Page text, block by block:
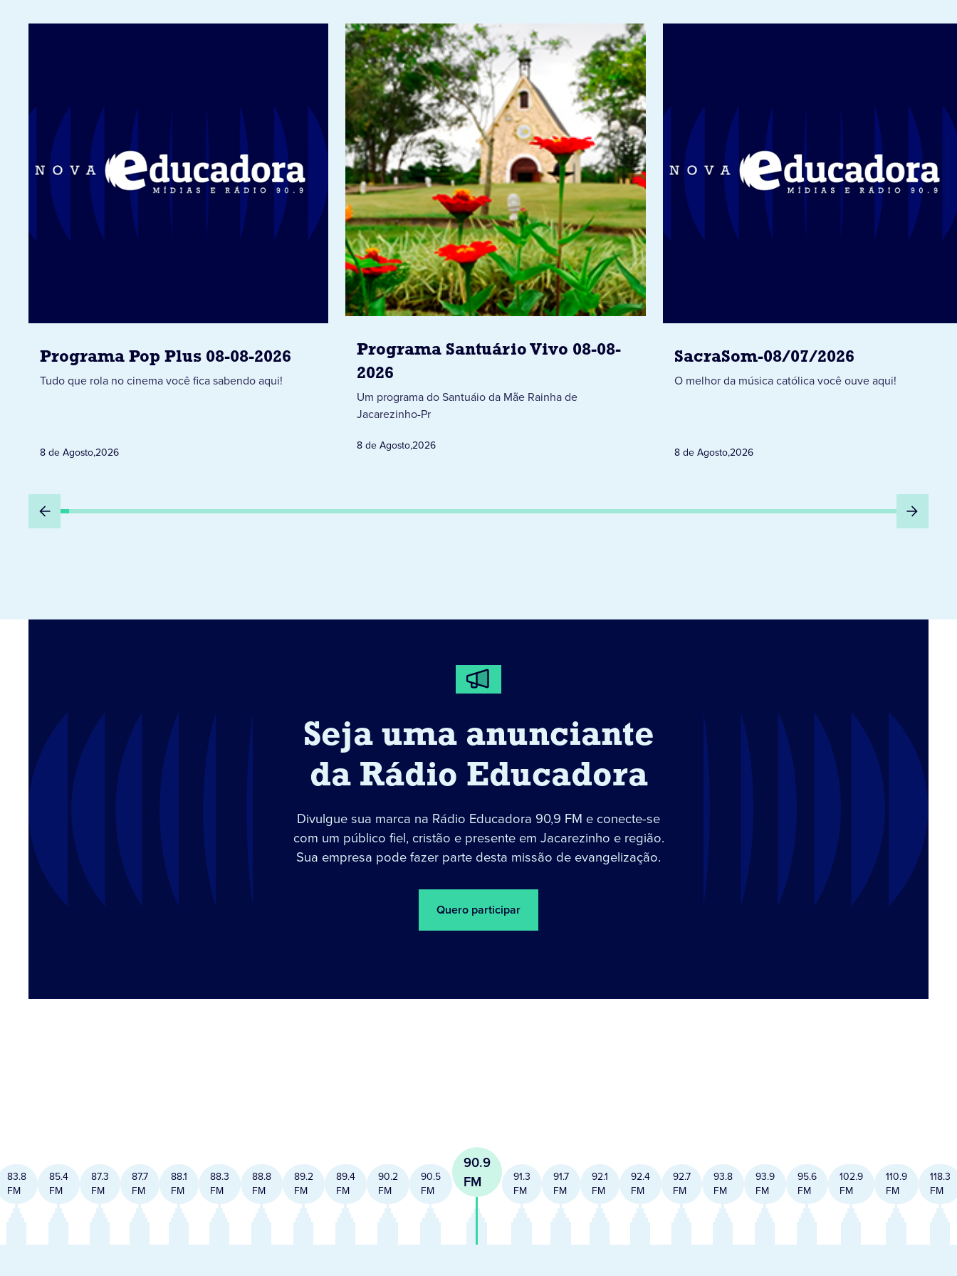
Programa Pop Plus 08-08-2026
Tudo que rola no cinema você fica sabendo aqui!
8 de Agosto,2026
Programa Santuário Vivo 08-08-
2026
Um programa do Santuáio da Mãe Rainha de
Jacarezinho-Pr
8 de Agosto,2026
SacraSom-08/07/2026
O melhor da música católica você ouve aqui!
8 de Agosto,2026
Seja uma anunciante
da Rádio Educadora
Divulgue sua marca na Rádio Educadora 90,9 FM e conecte-se
com um público fiel, cristão e presente em Jacarezinho e região.
Sua empresa pode fazer parte desta missão de evangelização.
Quero participar
83.8
FM
85.4
FM
87.3
FM
87.7
FM
88.1
FM
88.3
FM
88.8
FM
89.2
FM
89.4
FM
90.2
FM
90.5
FM
90.9
FM
91.3
FM
91.7
FM
92.1
FM
92.4
FM
92.7
FM
93.8
FM
93.9
FM
95.6
FM
102.9
FM
110.9
FM
118.3
FM